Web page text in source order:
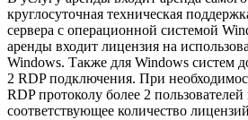
круглосуточная техническая
сервера с операционной системой
аренды входит лицензия на
Windows. Также для Windows систем
2 RDP подключения. При
RDP протоколу более 2
соответствующее количество